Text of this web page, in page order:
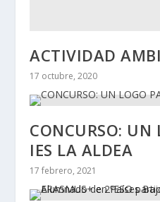
ACTIVIDAD
17 octubre, 2020
CONCURSO: UN
IES LA ALDEA
17 febrero, 2021